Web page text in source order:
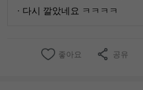
· 다시 깔았네요 ㅋㅋㅋㅋ
좋아요 공유